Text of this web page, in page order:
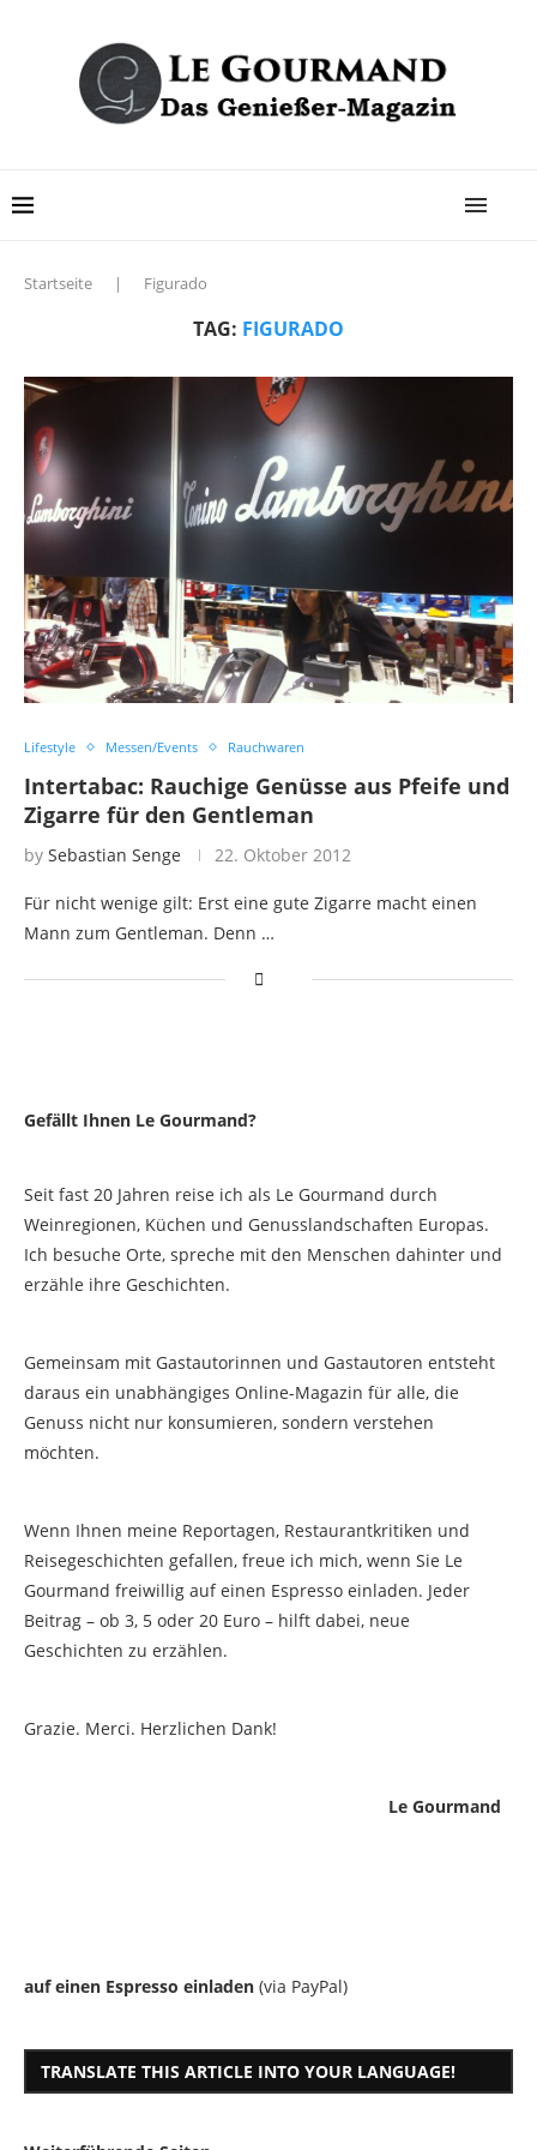
Startseite | Figurado
TAG: FIGURADO
Lifestyle Messen/Events Rauchwaren
Intertabac: Rauchige Genüsse aus Pfeife und
Zigarre für den Gentleman
by Sebastian Senge 22. Oktober 2012
Für nicht wenige gilt: Erst eine gute Zigarre macht einen
Mann zum Gentleman. Denn …
Gefällt Ihnen Le Gourmand?
Seit fast 20 Jahren reise ich als Le Gourmand durch
Weinregionen, Küchen und Genusslandschaften Europas.
Ich besuche Orte, spreche mit den Menschen dahinter und
erzähle ihre Geschichten.
Gemeinsam mit Gastautorinnen und Gastautoren entsteht
daraus ein unabhängiges Online-Magazin für alle, die
Genuss nicht nur konsumieren, sondern verstehen
möchten.
Wenn Ihnen meine Reportagen, Restaurantkritiken und
Reisegeschichten gefallen, freue ich mich, wenn Sie Le
Gourmand freiwillig auf einen Espresso einladen. Jeder
Beitrag – ob 3, 5 oder 20 Euro – hilft dabei, neue
Geschichten zu erzählen.
Grazie. Merci. Herzlichen Dank!
Le Gourmand
auf einen Espresso einladen (via PayPal)
TRANSLATE THIS ARTICLE INTO YOUR LANGUAGE!